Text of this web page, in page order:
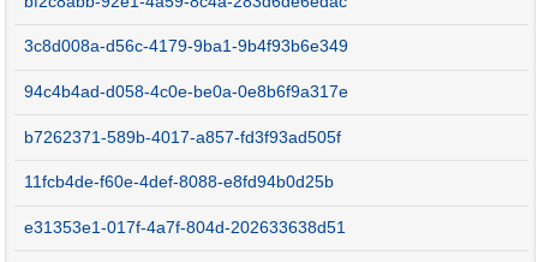
3c8d008a-d56c-4179-9ba1-9b4f93b6e349
94c4b4ad-d058-4c0e-be0a-0e8b6f9a317e
b7262371-589b-4017-a857-fd3f93ad505f
11fcb4de-f60e-4def-8088-e8fd94b0d25b
e31353e1-017f-4a7f-804d-202633638d51